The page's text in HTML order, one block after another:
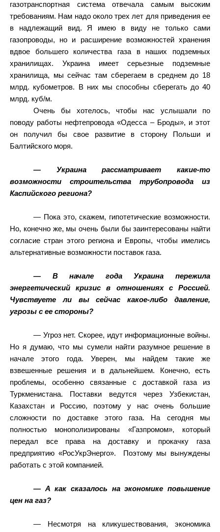
газотранспортная система отвечала самым высоким
требованиям. Нам надо около трех лет для приведения ее
в надлежащий вид. Я имею в виду не только сами
газопроводы, но и расширение возможностей хранения
вдвое большего количества газа в наших подземных
хранилищах. Украина имеет серьезные подземные
хранилища, мы сейчас там сберегаем в среднем до 18
млрд. кубометров. В них мы способны сберегать до 40
млрд. куб/м.
Очень бы хотелось, чтобы нас услышали по
поводу работы нефтепровода «Одесса – Броды», и этот
он получил бы свое развитие в сторону Польши и
Балтийского моря.
— Украина рассматривает какие-то
возможности строительства трубопровода из
Каспийского региона?
— Пока это, скажем, гипотетические возможности.
Но, конечно же, мы очень были бы заинтересованы найти
согласие стран этого региона и Европы, чтобы имелись
альтернативные возможности поставок газа.
— В начале года Украина пережила
энергетический кризис в отношениях с Россией.
Чувствуете ли вы сейчас какое-либо давление,
угрозы с ее стороны?
— Угроз нет. Скорее, идут информационные войны.
Но я думаю, что мы сумели найти разумное решение в
начале этого года. Уверен, мы найдем такие же
взвешенные решения и в дальнейшем. Конечно, есть
проблемы, особенно связанные с доставкой газа из
Туркменистана. Поставки ведутся через Узбекистан,
Казахстан и Россию, поэтому у нас очень большие
сложности по доставке этого газа. На сегодня мы
полностью монополизированы «Газпромом», который
передал все права на доставку и прокачку газа
предприятию «РосУкрЭнерго».
Поэтому мы вынуждены
работать с этой компанией.
— А как сказалось на экономике повышение
цен на газ?
— Несмотря на кликушествования, экономика